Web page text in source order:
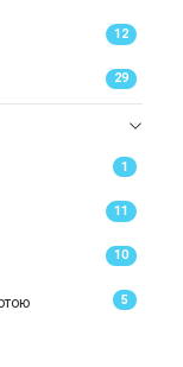
12
29
1
11
10
5